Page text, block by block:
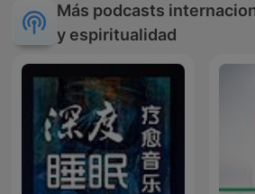
Más podcasts
y espiritualidad